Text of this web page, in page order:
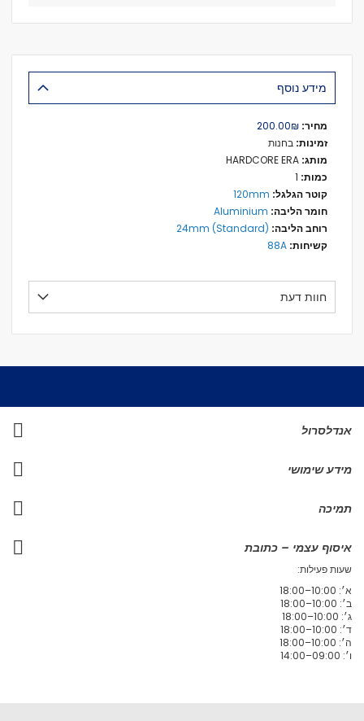
מידע נוסף
מידע
נוסף
₪‏200.00
בחנות
120mm
Aluminium
24mm (Standard)
88A
חוות דעת
אנדלסרול
מידע שימושי
תמיכה
איסוף עצמי – כתובת
שעות פעילות:
א׳: 10:00–18:00
ב׳: 10:00–18:00
ג׳: 10:00–18:00
ד׳: 10:00–18:00
ה׳: 10:00–18:00
ו׳: 09:00–14:00